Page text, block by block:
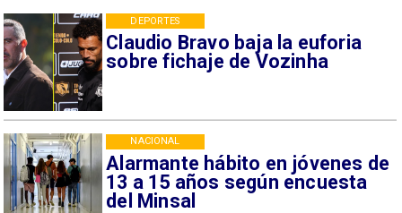
Claudio Bravo baja la euforia
sobre fichaje de Vozinha
DEPORTES
Alarmante hábito en jóvenes de
13 a 15 años según encuesta
del Minsal
NACIONAL